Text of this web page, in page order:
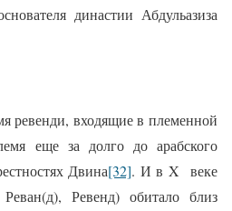
династии Абдульазиза
ревенди, входящие в племенной
еще за долго до арабского
Двина[32]. И в X
веке
Ревенд) обитало близ